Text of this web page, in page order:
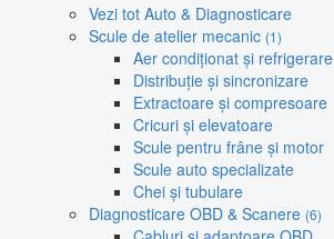
Vezi tot Auto & Diagnosticare
Scule de atelier mecanic (1)
Aer condiționat și refrigerare
Distribuție și sincronizare
Extractoare și compresoare
Cricuri și elevatoare
Scule pentru frâne și motor
Scule auto specializate
Chei și tubulare
Diagnosticare OBD & Scanere (6)